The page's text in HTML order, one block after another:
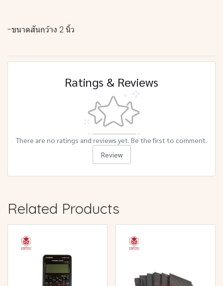
-ขนาดสันกว้าง 2 นิ้ว
Ratings & Reviews
There are no ratings and reviews yet. Be the first to comment.
Review
Related Products